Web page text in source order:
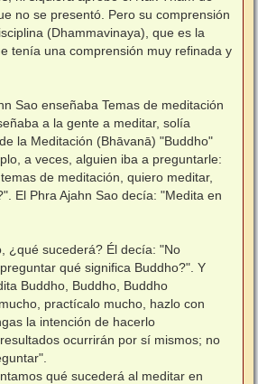
no se presentó. Pero su comprensión
(Dhammavinaya), que es la
tenía una comprensión muy refinada y
Sao enseñaba Temas de meditación
a la gente a meditar, solía
la Meditación (Bhāvanā) "Buddho"
a veces, alguien iba a preguntarle:
de meditación, quiero meditar,
El Phra Ajahn Sao decía: "Medita en
¿qué sucederá? Él decía: "No
qué significa Buddho?". Y
Buddho, Buddho, Buddho
practícalo mucho, hazlo con
la intención de hacerlo
ocurrirán por sí mismos; no
qué sucederá al meditar en